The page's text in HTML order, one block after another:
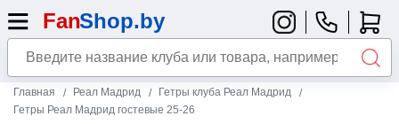
Главная Реал Мадрид
Гетры клуба Реал Мадрид
Гетры Реал Мадрид гостевые 25-26